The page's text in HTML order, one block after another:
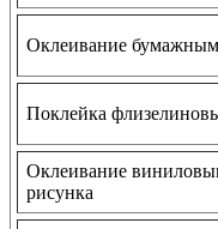
Оклеивание
Поклейка
Оклеивание
рисунка